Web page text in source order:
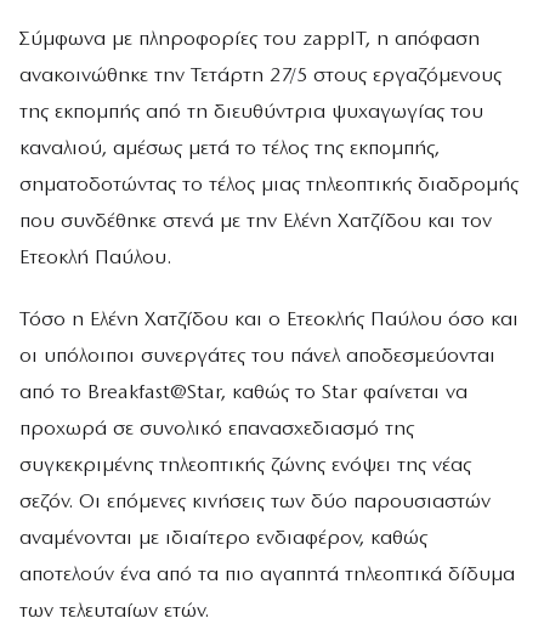
Σύμφωνα με πληροφορίες του zappIT, η απόφαση
ανακοινώθηκε την Τετάρτη 27/5 στους εργαζόμενους
της εκπομπής από τη διευθύντρια ψυχαγωγίας του
καναλιού, αμέσως μετά το τέλος της εκπομπής,
σηματοδοτώντας το τέλος μιας τηλεοπτικής διαδρομής
που συνδέθηκε στενά με την Ελένη Χατζίδου και τον
Ετεοκλή Παύλου.
Τόσο η Ελένη Χατζίδου και ο Ετεοκλής Παύλου όσο και
οι υπόλοιποι συνεργάτες του πάνελ αποδεσμεύονται
από το Breakfast@Star, καθώς το Star φαίνεται να
προχωρά σε συνολικό επανασχεδιασμό της
συγκεκριμένης τηλεοπτικής ζώνης ενόψει της νέας
σεζόν. Οι επόμενες κινήσεις των δύο παρουσιαστών
αναμένονται με ιδιαίτερο ενδιαφέρον, καθώς
αποτελούν ένα από τα πιο αγαπητά τηλεοπτικά δίδυμα
των τελευταίων ετών.